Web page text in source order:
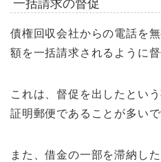
一括請求の督促
債権回収会社からの電話を
額を一括請求されるように督
これは、督促を出したとい
証明郵便であることが多いで
また、借金の一部を滞納し